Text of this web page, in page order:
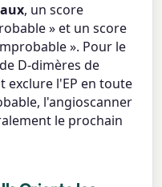
, un score
» et un score
». Pour le
D-dimères de
exclure l'EP en toute
l'angioscanner
le prochain